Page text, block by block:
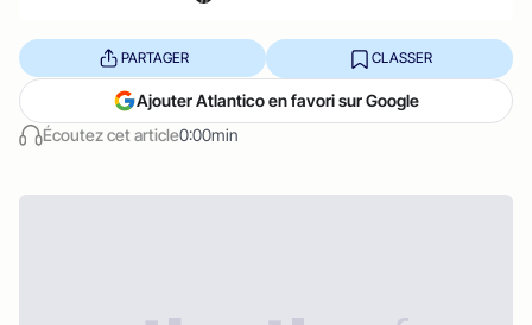
Écoutez cet article0:00min
PARTAGER CLASSER
Ajouter Atlantico en favori sur Google